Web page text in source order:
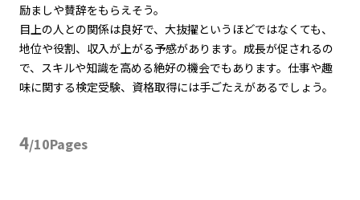
励ましや賛辞をもらえそう。
目上の人との関係は良好で、大抜擢というほどではなくても、
地位や役割、収入が上がる予感があります。成長が促されるの
で、スキルや知識を高める絶好の機会でもあります。仕事や趣
味に関する検定受験、資格取得には手ごたえがあるでしょう。
4/10Pages